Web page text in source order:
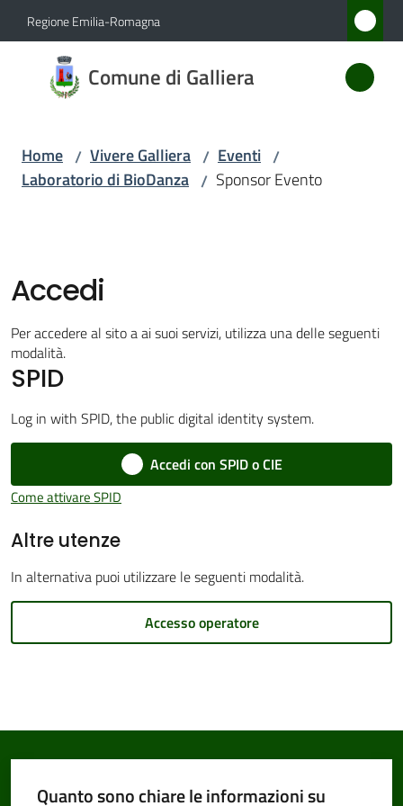
Vai al contenuto
Vai alla navigazione
Vai al footer
Regione Emilia-Romagna
Comune di Galliera
Comune
di
Servizi
Vivere
Galliera
Amministrazione
Tutti
Home / Vivere Galliera / Eventi /
Laboratorio di BioDanza / Sponsor Evento
Accedi
Per accedere al sito a ai suoi servizi, utilizza una delle seguenti
modalità.
SPID
Log in with SPID, the public digital identity system.
Accedi con SPID o CIE
Come attivare SPID
Altre utenze
In alternativa puoi utilizzare le seguenti modalità.
Accesso operatore
Quanto sono chiare le informazioni su